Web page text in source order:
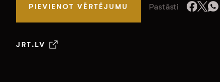
PIEVIENOT VĒRTĒJUMU Pastāsti
JRT.LV